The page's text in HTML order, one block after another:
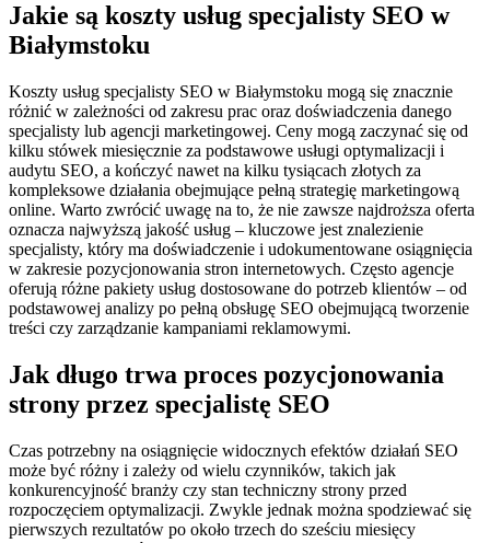
Jakie są koszty usług specjalisty SEO w
Białymstoku
Koszty usług specjalisty SEO w Białymstoku mogą się znacznie
różnić w zależności od zakresu prac oraz doświadczenia danego
specjalisty lub agencji marketingowej. Ceny mogą zaczynać się od
kilku stówek miesięcznie za podstawowe usługi optymalizacji i
audytu SEO, a kończyć nawet na kilku tysiącach złotych za
kompleksowe działania obejmujące pełną strategię marketingową
online. Warto zwrócić uwagę na to, że nie zawsze najdroższa oferta
oznacza najwyższą jakość usług – kluczowe jest znalezienie
specjalisty, który ma doświadczenie i udokumentowane osiągnięcia
w zakresie pozycjonowania stron internetowych. Często agencje
oferują różne pakiety usług dostosowane do potrzeb klientów – od
podstawowej analizy po pełną obsługę SEO obejmującą tworzenie
treści czy zarządzanie kampaniami reklamowymi.
Jak długo trwa proces pozycjonowania
strony przez specjalistę SEO
Czas potrzebny na osiągnięcie widocznych efektów działań SEO
może być różny i zależy od wielu czynników, takich jak
konkurencyjność branży czy stan techniczny strony przed
rozpoczęciem optymalizacji. Zwykle jednak można spodziewać się
pierwszych rezultatów po około trzech do sześciu miesięcy